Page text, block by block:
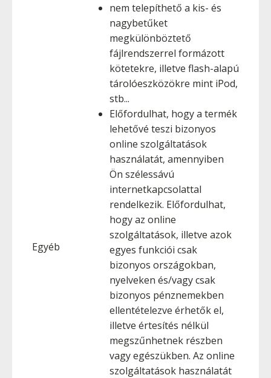
Egyéb
nem telepíthető a kis- és
nagybetűket
megkülönböztető
fájlrendszerrel formázott
kötetekre, illetve flash-alapú
tárolóeszközökre mint iPod,
stb...
Előfordulhat, hogy a termék
lehetővé teszi bizonyos
online szolgáltatások
használatát, amennyiben
Ön szélessávú
internetkapcsolattal
rendelkezik. Előfordulhat,
hogy az online
szolgáltatások, illetve azok
egyes funkciói csak
bizonyos országokban,
nyelveken és/vagy csak
bizonyos pénznemekben
ellentételezve érhetők el,
illetve értesítés nélkül
megszűnhetnek részben
vagy egészükben. Az online
szolgáltatások használatát